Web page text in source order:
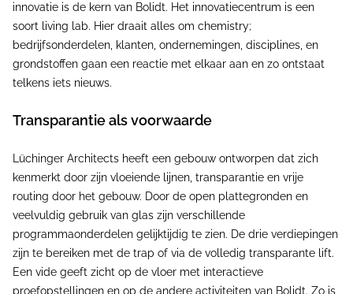
innovatie is de kern van Bolidt. Het innovatiecentrum is een
soort living lab. Hier draait alles om chemistry;
bedrijfsonderdelen, klanten, ondernemingen, disciplines, en
grondstoffen gaan een reactie met elkaar aan en zo ontstaat
telkens iets nieuws.
Transparantie als voorwaarde
Lüchinger Architects heeft een gebouw ontworpen dat zich
kenmerkt door zijn vloeiende lijnen, transparantie en vrije
routing door het gebouw. Door de open plattegronden en
veelvuldig gebruik van glas zijn verschillende
programmaonderdelen gelijktijdig te zien. De drie verdiepingen
zijn te bereiken met de trap of via de volledig transparante lift.
Een vide geeft zicht op de vloer met interactieve
proefopstellingen en op de andere activiteiten van Bolidt. Zo is